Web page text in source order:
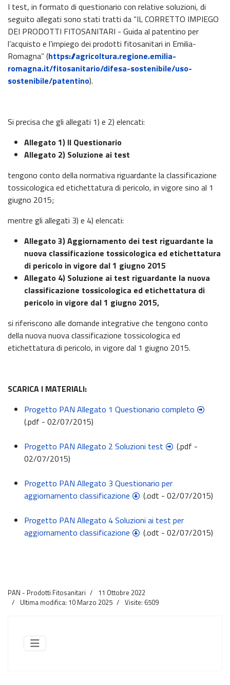
I test, in formato di questionario con relative soluzioni, di
seguito allegati sono stati tratti da “IL CORRETTO IMPIEGO
DEI PRODOTTI FITOSANITARI - Guida al patentino per
l’acquisto e l’impiego dei prodotti fitosanitari in Emilia-
Romagna” (https://agricoltura.regione.emilia-
romagna.it/fitosanitario/difesa-sostenibile/uso-
sostenibile/patentino).
Si precisa che gli allegati 1) e 2) elencati:
Allegato 1) Il Questionario
Allegato 2) Soluzione ai test
tengono conto della normativa riguardante la classificazione
tossicologica ed etichettatura di pericolo, in vigore sino al 1
giugno 2015;
mentre gli allegati 3) e 4) elencati:
Allegato 3) Aggiornamento dei test riguardante la
nuova classificazione tossicologica ed etichettatura
di pericolo in vigore dal 1 giugno 2015
Allegato 4) Soluzione ai test riguardante la nuova
classificazione tossicologica ed etichettatura di
pericolo in vigore dal 1 giugno 2015,
si riferiscono alle domande integrative che tengono conto
della nuova nuova classificazione tossicologica ed
etichettatura di pericolo, in vigore dal 1 giugno 2015.
SCARICA I MATERIALI:
Progetto PAN Allegato 1 Questionario completo
(.pdf - 02/07/2015)
Progetto PAN Allegato 2 Soluzioni test
(.pdf -
02/07/2015)
Progetto PAN Allegato 3 Questionario per
aggiornamento classificazione
(.odt - 02/07/2015)
Progetto PAN Allegato 4 Soluzioni ai test per
aggiornamento classificazione
(.odt - 02/07/2015)
PAN - Prodotti Fitosanitari
11 Ottobre 2022
Ultima modifica: 10 Marzo 2025
Visite: 6509